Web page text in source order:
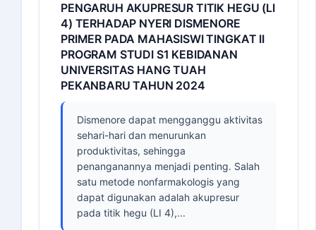
PENGARUH AKUPRESUR TITIK HEGU (LI
4) TERHADAP NYERI DISMENORE
PRIMER PADA MAHASISWI TINGKAT II
PROGRAM STUDI S1 KEBIDANAN
UNIVERSITAS HANG TUAH
PEKANBARU TAHUN 2024
Dismenore dapat mengganggu aktivitas
sehari-hari dan menurunkan
produktivitas, sehingga
penanganannya menjadi penting. Salah
satu metode nonfarmakologis yang
dapat digunakan adalah akupresur
pada titik hegu (LI 4),...